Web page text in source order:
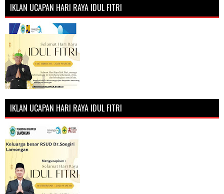
IKLAN UCAPAN HARI RAYA IDUL FITRI
IKLAN UCAPAN HARI RAYA IDUL FITRI